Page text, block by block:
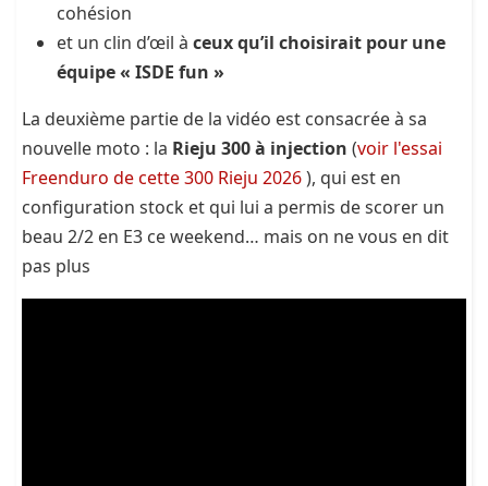
cohésion
et un clin d’œil à ceux qu’il choisirait pour une
équipe « ISDE fun »
La deuxième partie de la vidéo est consacrée à sa
nouvelle moto : la Rieju 300 à injection (voir l'essai
Freenduro de cette 300 Rieju 2026), qui est en
configuration stock et qui lui a permis de scorer un
beau 2/2 en E3 ce weekend… mais on ne vous en dit
pas plus